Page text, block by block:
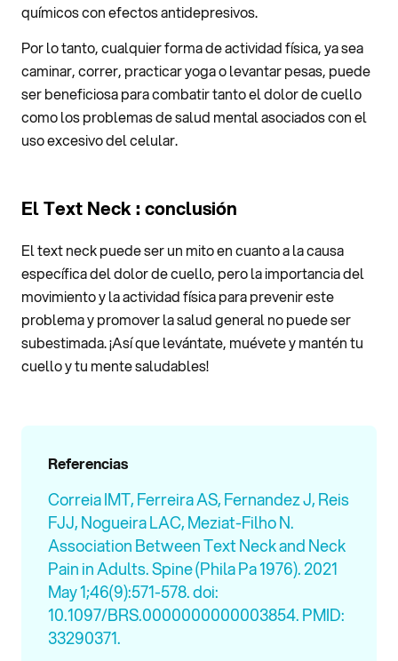
químicos con efectos antidepresivos.
Por lo tanto, cualquier forma de actividad física, ya sea
caminar, correr, practicar yoga o levantar pesas, puede
ser beneficiosa para combatir tanto el dolor de cuello
como los problemas de salud mental asociados con el
uso excesivo del celular.
El Text Neck : conclusión
El text neck puede ser un mito en cuanto a la causa
específica del dolor de cuello, pero la importancia del
movimiento y la actividad física para prevenir este
problema y promover la salud general no puede ser
subestimada. ¡Así que levántate, muévete y mantén tu
cuello y tu mente saludables!
Referencias
Correia IMT, Ferreira AS, Fernandez J, Reis
FJJ, Nogueira LAC, Meziat-Filho N.
Association Between Text Neck and Neck
Pain in Adults. Spine (Phila Pa 1976). 2021
May 1;46(9):571-578. doi:
10.1097/BRS.0000000000003854. PMID:
33290371.